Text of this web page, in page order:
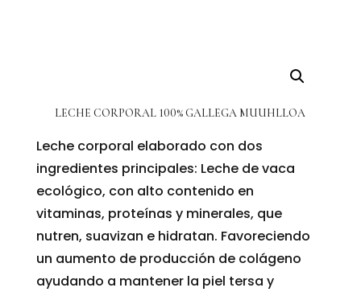
LECHE CORPORAL 100% GALLEGA MUUHLLOA
Leche corporal elaborado con dos
ingredientes principales: Leche de vaca
ecológico, con alto contenido en
vitaminas, proteínas y minerales, que
nutren, suavizan e hidratan. Favoreciendo
un aumento de producción de colágeno
ayudando a mantener la piel tersa y